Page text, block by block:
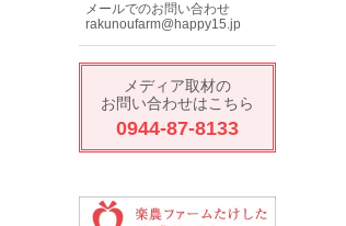
メールでのお問い合わせ
rakunoufarm@happy15.jp
メディア取材の
お問い合わせはこちら
0944-87-8133